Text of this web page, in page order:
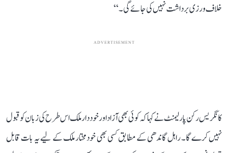
خلاف ورزی برداشت نہیں کی جائے گی۔‘‘
ADVERTISEMENT
کانگریس رکن پارلیمنٹ نے کہا کہ کوئی بھی آزاد اور خود دار ملک اس طرح کی زبان کو قبول
نہیں کرے گا۔ راہل گاندھی کے مطابق کسی بھی خودمختار ملک کے لیے یہ بات قابل